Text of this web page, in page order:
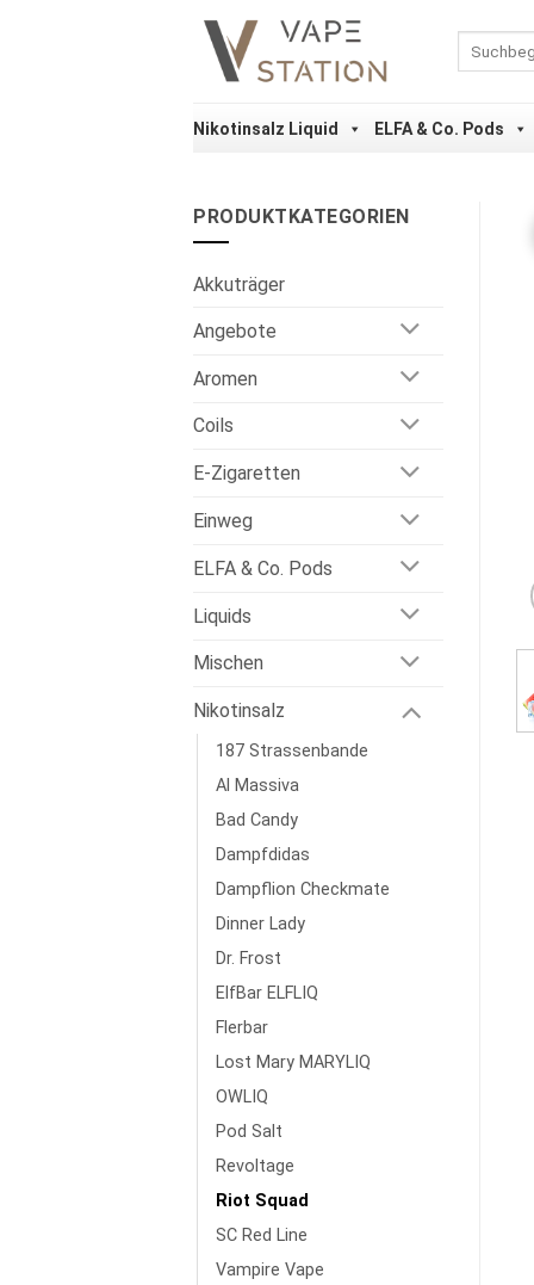
Nikotinsalz Liquid ELFA & Co. Pods
PRODUKTKATEGORIEN
Akkuträger
Angebote
Aromen
Coils
E-Zigaretten
Einweg
ELFA & Co. Pods
Liquids
Mischen
Nikotinsalz
187 Strassenbande
Al Massiva
Bad Candy
Dampfdidas
Dampflion Checkmate
Dinner Lady
Dr. Frost
ElfBar ELFLIQ
Flerbar
Lost Mary MARYLIQ
OWLIQ
Pod Salt
Revoltage
Riot Squad
SC Red Line
Vampire Vape